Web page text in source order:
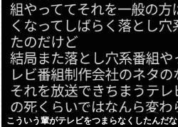
こういう輩がテレビをつまらなくしたんだな